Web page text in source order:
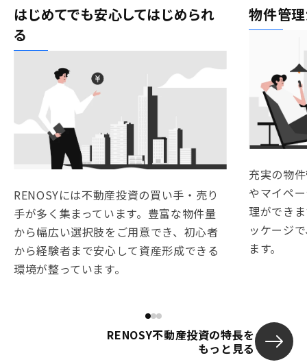
はじめてでも安心してはじめられ
る
RENOSYには不動産投資の買い手・売り
手が多く集まっています。豊富な物件量
から幅広い選択肢をご用意でき、初心者
から経験者まで安心して資産形成できる
環境が整っています。
物件管
充実の物
やマイペ
理ができ
ッケージ
ます。
RENOSY不動産投資の特長を
もっと見る